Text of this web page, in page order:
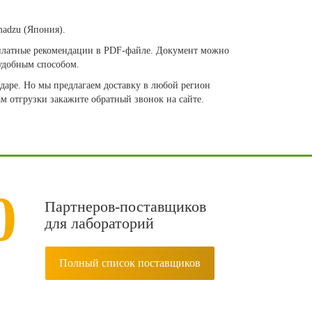
(Япония).
рекомендации в PDF-файле. Документ можно
способом.
Но мы предлагаем доставку в любой регион
закажите обратный звонок на сайте.
Партнеров-поставщиков
для лабораторий
Полный список поставщиков